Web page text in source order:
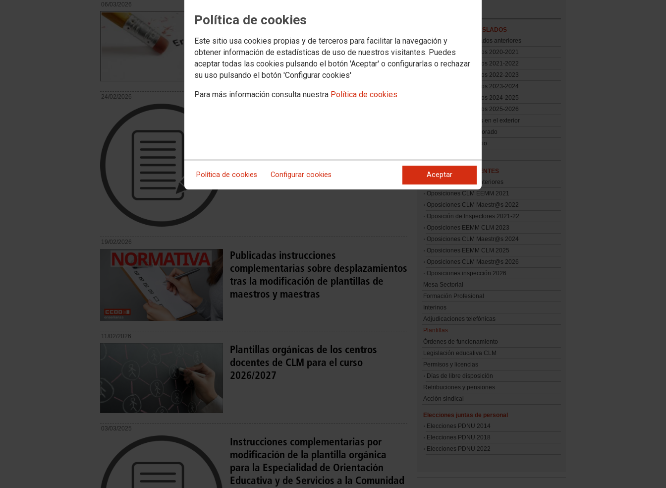
Política de cookies
Este sitio usa cookies propias y de terceros para facilitar la navegación y
obtener información de estadísticas de uso de nuestros visitantes. Puedes
aceptar todas las cookies pulsando el botón 'Aceptar' o configurarlas o rechazar
su uso pulsando el botón 'Configurar cookies'
Para más información consulta nuestra Política de cookies
Política de cookies Configurar cookies Aceptar
06/03/2026
Publicadas en el DOCM correcciones de
centros docentes de CLM para el curso
2026/2027
24/02/2026
19/02/2026
Publicadas instrucciones
complementarias sobre desplazamientos
tras la modificación de plantillas de
maestros y maestras
11/02/2026
Plantillas orgánicas de los centros
docentes de CLM para el curso
2026/2027
03/03/2025
Instrucciones complementarias por
modificación de la plantilla orgánica
para la Especialidad de Orientación
Educativa y de Servicios a la Comunidad
CONCURSO DE TRASLADOS
Concursos de Traslados anteriores
Concurso de traslados 2020-2021
Concurso de traslados 2021-2022
Concurso de traslados 2022-2023
Concurso de traslados 2023-2024
Concurso de traslados 2024-2025
Concurso de traslados 2025-2026
Docentes y asesores en el exterior
Asignación del profesorado
Comisiones de Servicio
OPOSICIONES DOCENTES
Oposiciones CLM anteriores
Oposiciones CLM EEMM 2021
Oposiciones CLM Maestr@s 2022
Oposición de Inspectores 2021-22
Oposiciones EEMM CLM 2023
Oposiciones CLM Maestr@s 2024
Oposiciones EEMM CLM 2025
Oposiciones CLM Maestr@s 2026
Oposiciones inspección 2026
Mesa Sectorial
Formación Profesional
Interinos
Adjudicaciones telefónicas
Plantillas
Órdenes de funcionamiento
Legislación educativa CLM
Permisos y licencias
Días de libre disposición
Retribuciones y pensiones
Acción sindical
Elecciones juntas de personal
Elecciones PDNU 2014
Elecciones PDNU 2018
Elecciones PDNU 2022